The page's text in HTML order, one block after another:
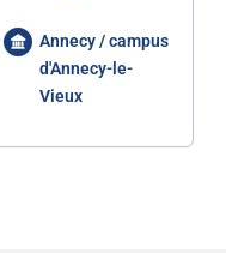
Annecy / campus
d'Annecy-le-
Vieux